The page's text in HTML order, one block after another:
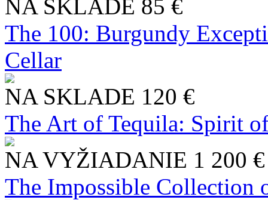
NA SKLADE 85 €
The 100: Burgundy
Cellar
NA SKLADE 120 €
The Art of Tequila: Spirit
NA VYŽIADANIE 1 200 €
The Impossible Collection